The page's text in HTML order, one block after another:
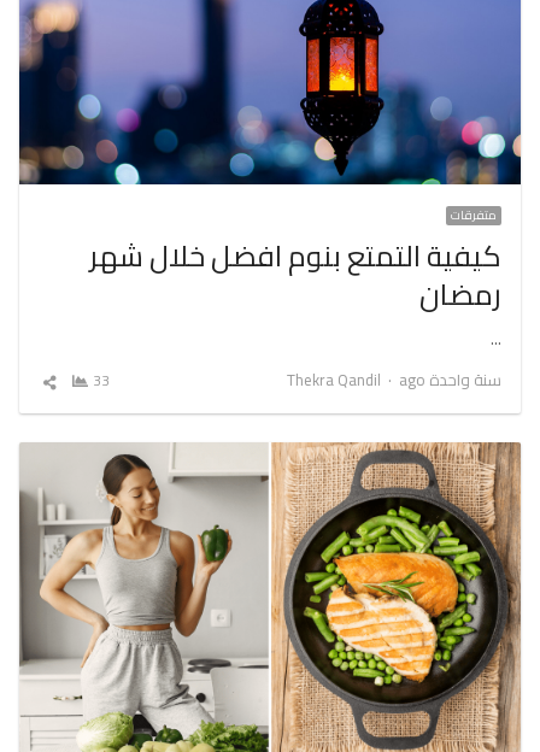
متفرقات
كيفية التمتع بنوم افضل خلال شهر
رمضان
…
سنة واحدة ago
Author
Thekra Qandil
33
شارك